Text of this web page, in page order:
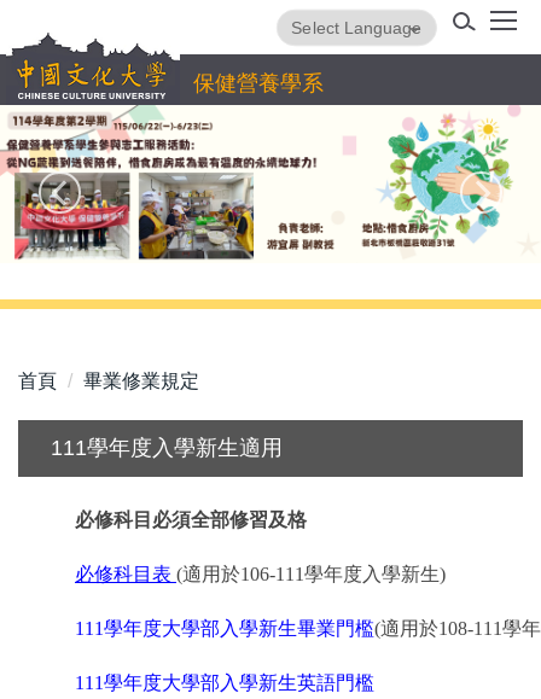
到
主
要
內
容
區
保健營養學系
Translate
首頁 畢業修業規定
111學年度入學新生適用
必修科目必須全部修習及格
必修科目表 (適用於106-111學年度入學新生)
111學年度大學部入學新生畢業門檻(適用於108-111學
111學年度大學部入學新生英語門檻